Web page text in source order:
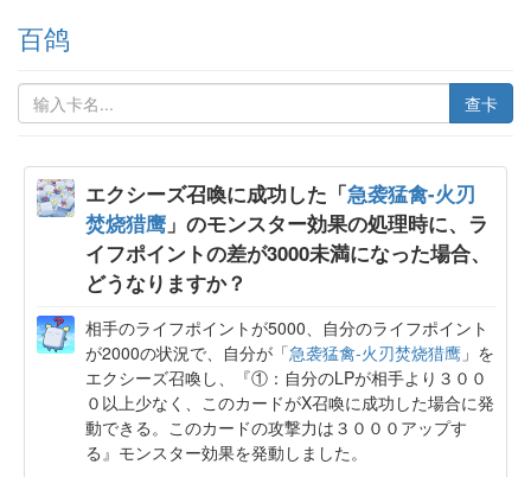
百鸽
查卡
エクシーズ召喚に成功した「急袭猛禽-火刃
焚烧猎鹰 」のモンスター効果の処理時に、ラ
イフポイントの差が3000未満になった場合、
どうなりますか？
相手のライフポイントが5000、自分のライフポイント
が2000の状況で、自分が「急袭猛禽-火刃焚烧猎鹰 」を
エクシーズ召喚し、『①：自分のLPが相手より３００
０以上少なく、このカードがX召喚に成功した場合に発
動できる。このカードの攻撃力は３０００アップす
る』モンスター効果を発動しました。